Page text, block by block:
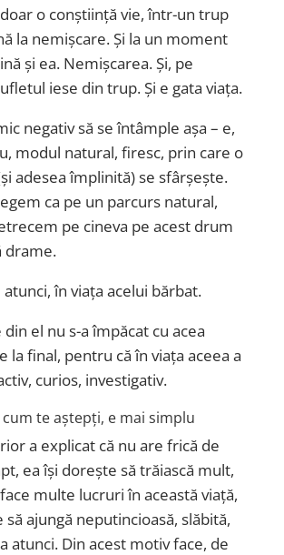
o conștiință vie, într-un trup
la nemișcare. Și la un moment
și ea. Nemișcarea. Și, pe
iese din trup. Și e gata viața.
negativ să se întâmple așa – e,
modul natural, firesc, prin care o
adesea împlinită) se sfârșește.
ca pe un parcurs natural,
pe cineva pe acest drum
drame.
atunci, în viața acelui bărbat.
el nu s-a împăcat cu acea
la final, pentru că în viața aceea a
curios, investigativ.
te aștepți, e mai simplu
a explicat că nu are frică de
ea își dorește să trăiască mult,
multe lucruri în această viață,
ajungă neputincioasă, slăbită,
atunci. Din acest motiv face, de